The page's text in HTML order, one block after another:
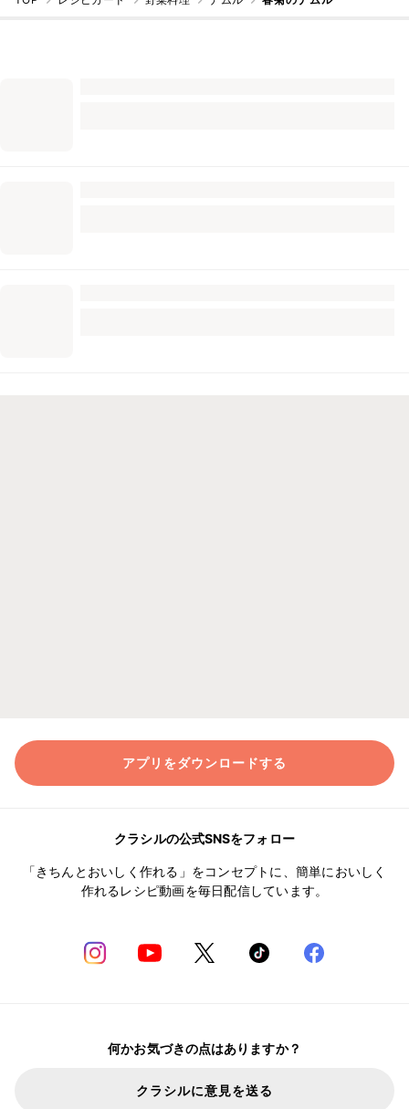
アプリをダウンロードする
クラシルの公式SNSをフォロー
「きちんとおいしく作れる」をコンセプトに、簡単においしく
作れるレシピ動画を毎日配信しています。
何かお気づきの点はありますか？
クラシルに意見を送る